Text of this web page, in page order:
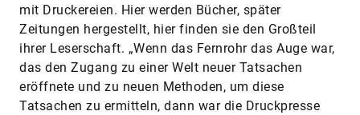
mit Druckereien. Hier werden Bücher, später
Zeitungen hergestellt, hier finden sie den Großteil
ihrer Leserschaft. „Wenn das Fernrohr das Auge war,
das den Zugang zu einer Welt neuer Tatsachen
eröffnete und zu neuen Methoden, um diese
Tatsachen zu ermitteln, dann war die Druckpresse